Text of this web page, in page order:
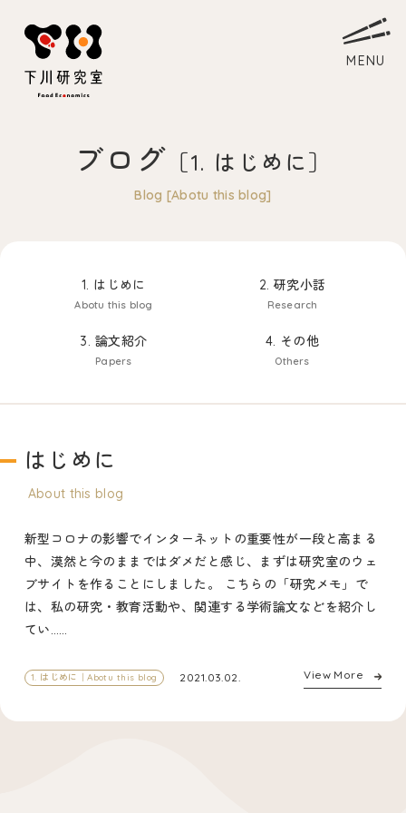
教員略歴
Laboratory
アクセス
研究概要
プロジェクト
研究業績 Publications
ブログ Blog
ブログ ［1. はじめに］
Blog [Abotu this blog]
1. はじめに
Abotu this blog
2. 研究小話
Research
3. 論文紹介
Papers
4. その他
Others
はじめに
About this blog
新型コロナの影響でインターネットの重要性が一段と高まる
中、漠然と今のままではダメだと感じ、まずは研究室のウェ
ブサイトを作ることにしました。 こちらの「研究メモ」で
は、私の研究・教育活動や、関連する学術論文などを紹介し
てい……
1. はじめに｜Abotu this blog 2021.03.02. View More